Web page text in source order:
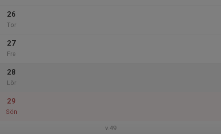
26
Tor
27
Fre
28
Lör
29
Sön
v.49